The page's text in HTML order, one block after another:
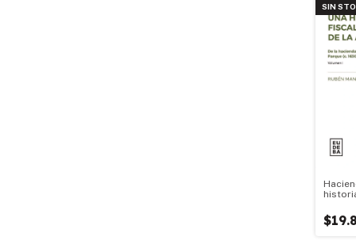
SIN